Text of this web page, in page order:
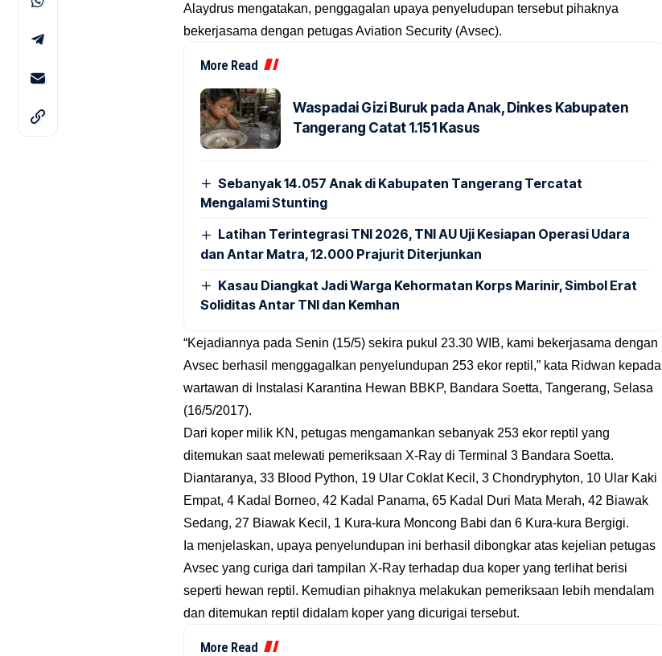
Alaydrus mengatakan, penggagalan upaya penyeludupan tersebut pihaknya
bekerjasama dengan petugas Aviation Security (Avsec).
More Read
Waspadai Gizi Buruk pada Anak, Dinkes Kabupaten
Tangerang Catat 1.151 Kasus
Sebanyak 14.057 Anak di Kabupaten Tangerang Tercatat
Mengalami Stunting
Latihan Terintegrasi TNI 2026, TNI AU Uji Kesiapan Operasi Udara
dan Antar Matra, 12.000 Prajurit Diterjunkan
Kasau Diangkat Jadi Warga Kehormatan Korps Marinir, Simbol Erat
Soliditas Antar TNI dan Kemhan
“Kejadiannya pada Senin (15/5) sekira pukul 23.30 WIB, kami bekerjasama dengan
Avsec berhasil menggagalkan penyelundupan 253 ekor reptil,” kata Ridwan kepada
wartawan di Instalasi Karantina Hewan BBKP, Bandara Soetta, Tangerang, Selasa
(16/5/2017).
Dari koper milik KN, petugas mengamankan sebanyak 253 ekor reptil yang
ditemukan saat melewati pemeriksaan X-Ray di Terminal 3 Bandara Soetta.
Diantaranya, 33 Blood Python, 19 Ular Coklat Kecil, 3 Chondryphyton, 10 Ular Kaki
Empat, 4 Kadal Borneo, 42 Kadal Panama, 65 Kadal Duri Mata Merah, 42 Biawak
Sedang, 27 Biawak Kecil, 1 Kura-kura Moncong Babi dan 6 Kura-kura Bergigi.
Ia menjelaskan, upaya penyelundupan ini berhasil dibongkar atas kejelian petugas
Avsec yang curiga dari tampilan X-Ray terhadap dua koper yang terlihat berisi
seperti hewan reptil. Kemudian pihaknya melakukan pemeriksaan lebih mendalam
dan ditemukan reptil didalam koper yang dicurigai tersebut.
More Read